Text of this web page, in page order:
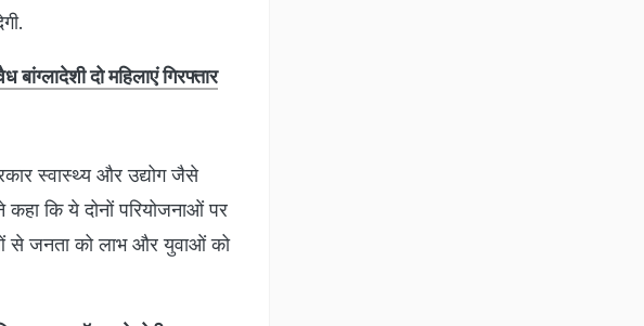
दो महिलाएं गिरफ्तार
स्वास्थ्य और उद्योग जैसे
कहा कि ये दोनों परियोजनाओं पर
से जनता को लाभ और युवाओं को